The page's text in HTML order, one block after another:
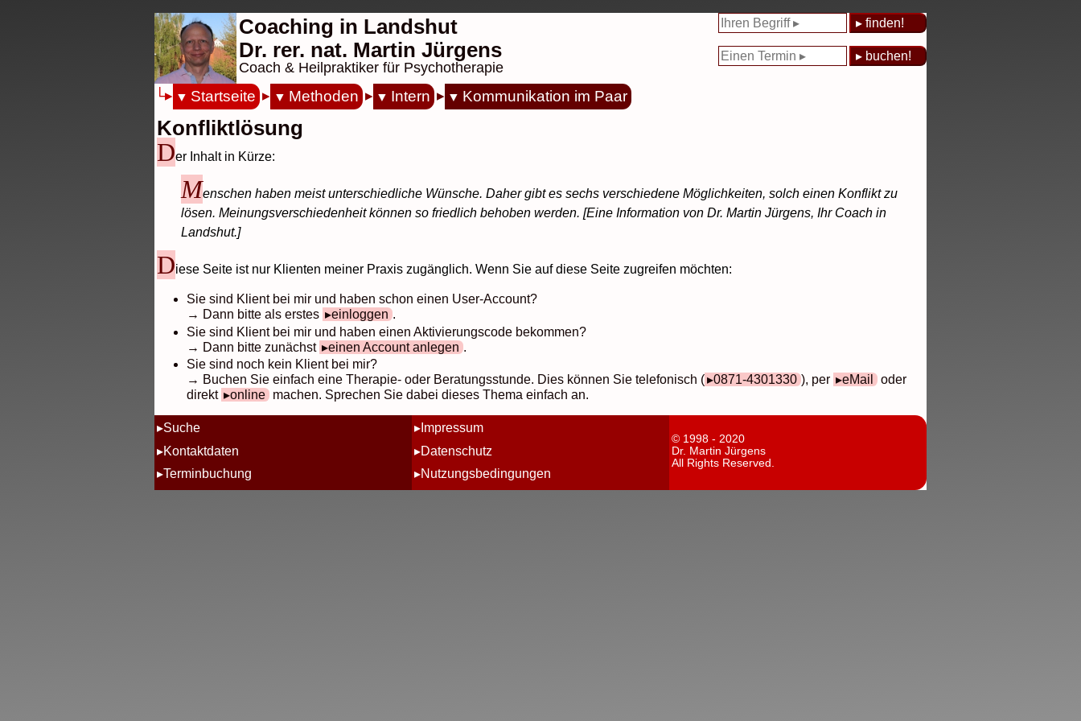
Coaching in Landshut
Dr. rer. nat. Martin Jürgens
Coach & Heilpraktiker für Psychotherapie
Startseite Methoden Intern Kommunikation im Paar
Konfliktlösung
Der Inhalt in Kürze:
Menschen haben meist unterschiedliche Wünsche. Daher gibt es sechs verschiedene Möglichkeiten, solch einen Konflikt zu
lösen. Meinungsverschiedenheit können so friedlich behoben werden. [Eine Information von Dr. Martin Jürgens, Ihr Coach in
Landshut.]
Diese Seite ist nur Klienten meiner Praxis zugänglich. Wenn Sie auf diese Seite zugreifen möchten:
Sie sind Klient bei mir und haben schon einen User-Account?
→ Dann bitte als erstes
einloggen .
Sie sind Klient bei mir und haben einen Aktivierungscode bekommen?
→ Dann bitte zunächst
einen Account anlegen .
Sie sind noch kein Klient bei mir?
→ Buchen Sie einfach eine Therapie- oder Beratungsstunde. Dies können Sie telefonisch (
0871-4301330 ), per eMail oder
direkt
online machen. Sprechen Sie dabei dieses Thema einfach an.
Suche
Kontaktdaten
Terminbuchung
Impressum
Datenschutz
Nutzungsbedingungen
© 1998 - 2020
Dr. Martin Jürgens
All Rights Reserved.